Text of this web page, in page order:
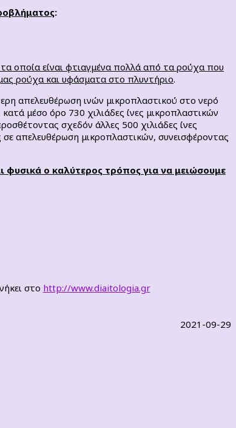
:
οποία είναι φτιαγμένα πολλά από τα ρούχα που
ρούχα και υφάσματα στο πλυντήριο.
απελευθέρωση ινών μικροπλαστικού στο νερό
μέσο όρο 730 χιλιάδες ίνες μικροπλαστικών
σχεδόν άλλες 500 χιλιάδες ίνες
απελευθέρωση μικροπλαστικών, συνεισφέροντας
φυσικά ο καλύτερος τρόπος για να μειώσουμε
στο http://www.diaitologia.gr
2021-09-29